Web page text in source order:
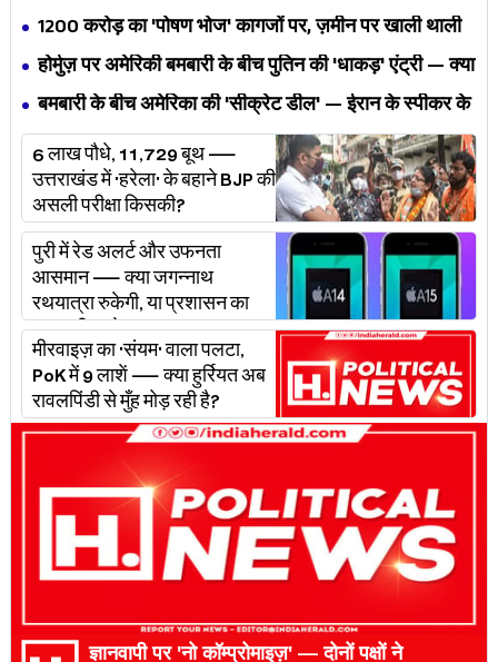
अपनी ही यूनियनों से घिर गए भगवंत मान?
₹1200 करोड़ का 'पोषण भोज' कागजों पर, ज़मीन पर खाली थाली
— MP के बच्चों का निवाला कौन निगल रहा है?
होर्मुज़ पर अमेरिकी बमबारी के बीच पुतिन की 'धाकड़' एंट्री — क्या
ट्रंप-ईरान की जंग अब महायुद्ध बनेगी?
बमबारी के बीच अमेरिका की 'सीक्रेट डील' — ईरान के स्पीकर के
खुलासे ने असली खेल बेनक़ाब किया?
6 लाख पौधे, 11,729 बूथ —
उत्तराखंड में 'हरेला' के बहाने BJP की
असली परीक्षा किसकी?
पुरी में रेड अलर्ट और उफनता
आसमान — क्या जगन्नाथ
रथयात्रा रुकेगी, या प्रशासन का
'प्लान बी' चलेगा?
मीरवाइज़ का 'संयम' वाला पलटा,
PoK में 9 लाशें — क्या हुर्रियत अब
रावलपिंडी से मुँह मोड़ रही है?
ज्ञानवापी पर 'नो कॉम्प्रोमाइज़' — दोनों पक्षों ने